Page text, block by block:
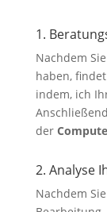
1.
Nachdem
haben,
indem, ich
der
2. Analyse
Nachdem